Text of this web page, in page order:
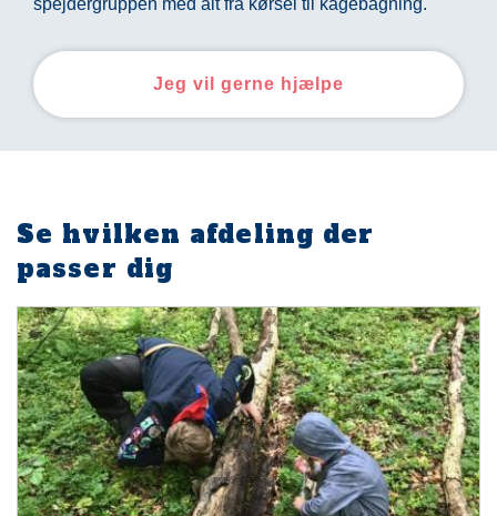
Jeg vil gerne hjælpe
Se hvilken afdeling der
passer dig